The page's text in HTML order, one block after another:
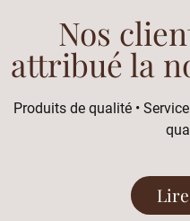
Nos
attribué la
Produits de qualité •